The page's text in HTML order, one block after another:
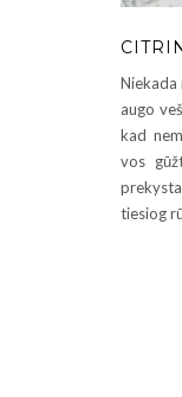
Niekada
augo
kad
vos
tiesiog